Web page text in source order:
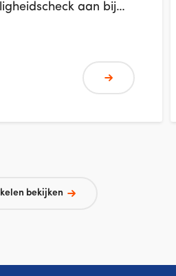
aan bij
van
verlichting,
voor uw veiligheid,
Meer lezen
bekijken